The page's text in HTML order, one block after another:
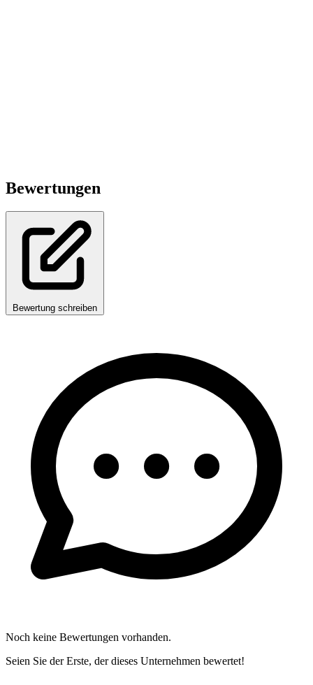
Bewertungen
Bewertung schreiben
Noch keine Bewertungen vorhanden.
Seien Sie der Erste, der dieses Unternehmen bewertet!